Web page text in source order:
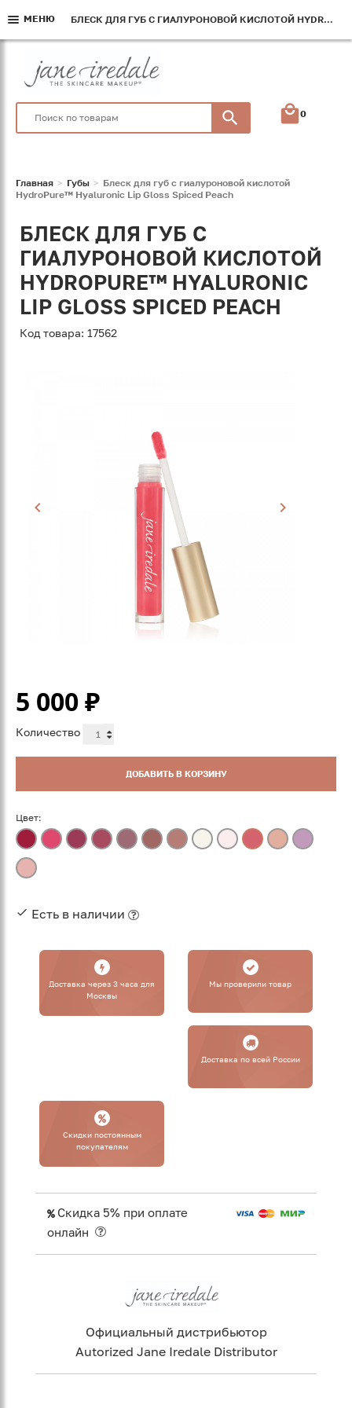
0
Главная Губы
Блеск для губ с гиалуроновой кислотой
HydroPure™ Hyaluronic Lip Gloss Spiced Peach
БЛЕСК ДЛЯ ГУБ С
ГИАЛУРОНОВОЙ КИСЛОТОЙ
HYDROPURE™ HYALURONIC
LIP GLOSS SPICED PEACH
Код товара: 17562
5 000₽
Количество
ДОБАВИТЬ В КОРЗИНУ
Цвет:
Есть в наличии
Доставка через 3 часа для
Москвы
Мы проверили товар
Доставка по всей России
Cкидки постоянным
покупателям
Скидка 5% при оплате
онлайн
Официальный дистрибьютор
Autorized Jane Iredale Distributor
МЕНЮ БЛЕСК ДЛЯ ГУБ С ГИАЛУРОНОВОЙ КИСЛОТОЙ HYDROPURE™ HYALURONIC LIP GLOSS SPICED PEACH
МЕНЮ БЛЕСК ДЛЯ ГУБ С ГИАЛУРОНОВОЙ КИСЛОТОЙ HYDROPURE™ HYALURONIC LIP GLOSS SPICED PEACH
МЕНЮ БЛЕСК ДЛЯ ГУБ С ГИАЛУРОНОВОЙ КИСЛОТОЙ HYDROPURE™ HYALURONIC LIP GLOSS SPICED PEACH